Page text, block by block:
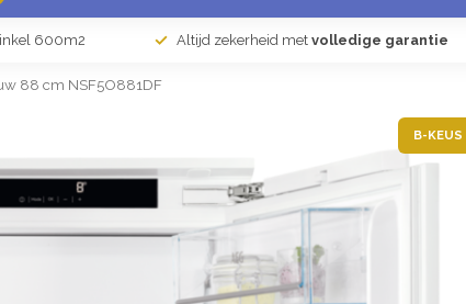
600m2 Altijd zekerheid met volledige garantie
88 cm NSF5O881DF
B-KEUS